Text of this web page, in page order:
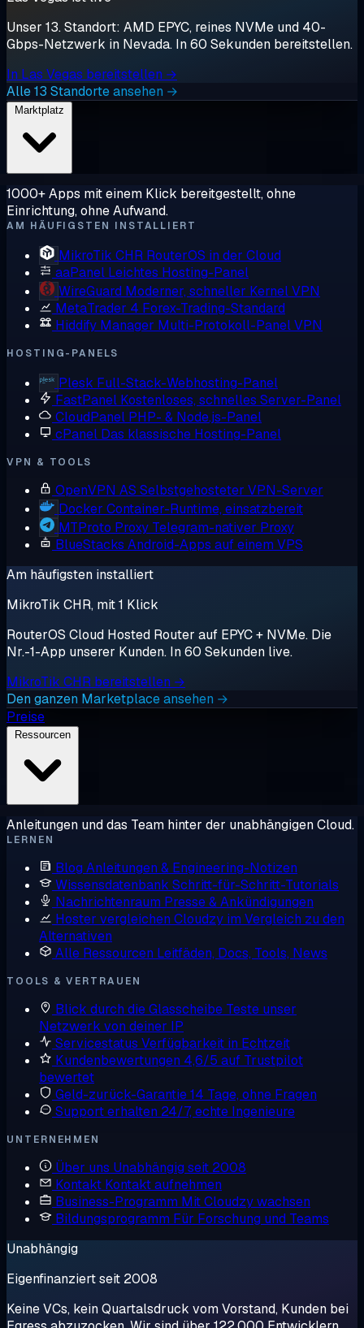
Unser 13. Standort: AMD EPYC, reines NVMe und 40-
Gbps-Netzwerk in Nevada. In 60 Sekunden bereitstellen.
In Las Vegas bereitstellen →
Alle 13 Standorte ansehen →
1000+ Apps mit einem Klick bereitgestellt, ohne
Einrichtung, ohne Aufwand.
AM HÄUFIGSTEN INSTALLIERT
MikroTik CHR RouterOS in der Cloud
aaPanel Leichtes Hosting-Panel
WireGuard Moderner, schneller Kernel VPN
MetaTrader 4 Forex-Trading-Standard
Hiddify Manager Multi-Protokoll-Panel VPN
HOSTING-PANELS
Plesk Full-Stack-Webhosting-Panel
FastPanel Kostenloses, schnelles Server-Panel
CloudPanel PHP- & Node.js-Panel
cPanel Das klassische Hosting-Panel
VPN & TOOLS
OpenVPN AS Selbstgehosteter VPN-Server
Docker Container-Runtime, einsatzbereit
MTProto Proxy Telegram-nativer Proxy
BlueStacks Android-Apps auf einem VPS
Am häufigsten installiert
MikroTik CHR, mit 1 Klick
RouterOS Cloud Hosted Router auf EPYC + NVMe. Die
Nr.-1-App unserer Kunden. In 60 Sekunden live.
MikroTik CHR bereitstellen →
Den ganzen Marketplace ansehen →
Preise
Anleitungen und das Team hinter der unabhängigen Cloud.
LERNEN
Blog Anleitungen & Engineering-Notizen
Wissensdatenbank Schritt-für-Schritt-Tutorials
Nachrichtenraum Presse & Ankündigungen
Hoster vergleichen Cloudzy im Vergleich zu den
Alternativen
Alle Ressourcen Leitfäden, Docs, Tools, News
TOOLS & VERTRAUEN
Blick durch die Glasscheibe Teste unser
Netzwerk von deiner IP
Servicestatus Verfügbarkeit in Echtzeit
Kundenbewertungen 4,6/5 auf Trustpilot
bewertet
Geld-zurück-Garantie14 Tage, ohne Fragen
Support erhalten 24/7, echte Ingenieure
UNTERNEHMEN
Über uns Unabhängig seit 2008
Kontakt Kontakt aufnehmen
Business-Programm Mit Cloudzy wachsen
Bildungsprogramm Für Forschung und Teams
Unabhängig
Eigenfinanziert seit 2008
Keine VCs, kein Quartalsdruck vom Vorstand, Kunden bei